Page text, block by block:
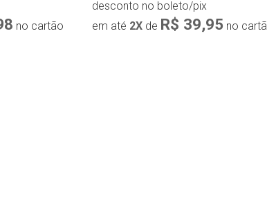
no cartão
desconto no boleto/pix
em até 2X de R$ 39,95 no